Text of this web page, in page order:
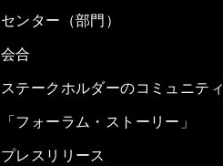
センター（部門）
会合
ステークホルダーのコミュニティ
「フォーラム・ストーリー」
プレスリリース